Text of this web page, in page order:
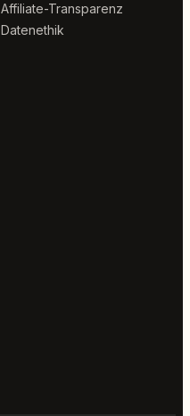
Affiliate-Transparenz
Datenethik